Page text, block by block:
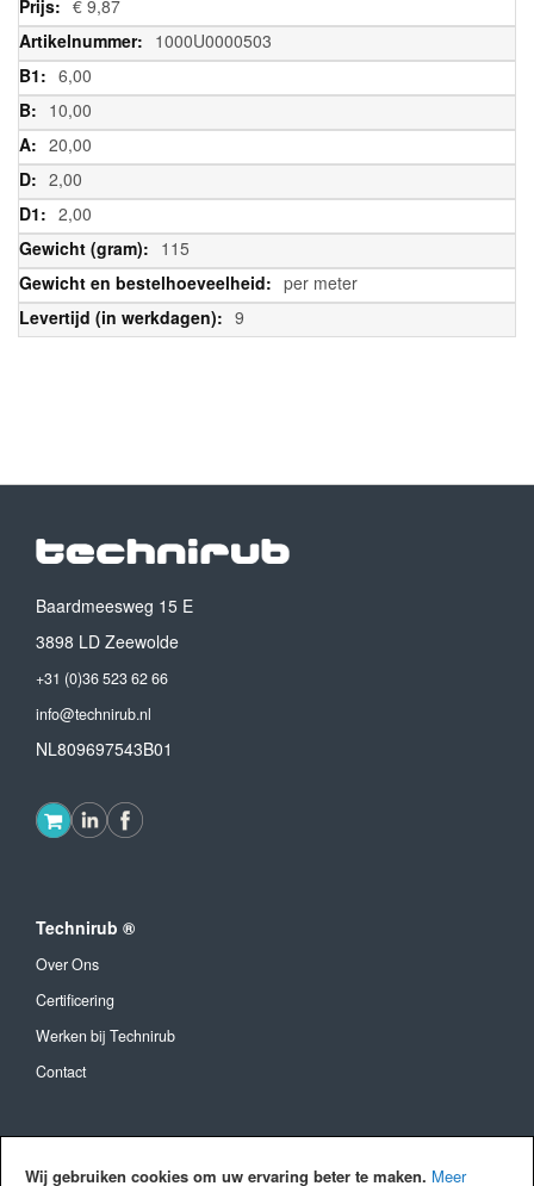
Wij gebruiken cookies om uw ervaring beter te maken. Meer
informatie
€ 9,87
1000U0000503
6,00
10,00
20,00
2,00
2,00
115
per meter
9
Baardmeesweg 15 E
3898 LD Zeewolde
+31 (0)36 523 62 66
info@technirub.nl
NL809697543B01
Technirub ®
Over Ons
Certificering
Werken bij Technirub
Contact